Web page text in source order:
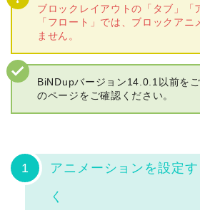
ブロックレイアウトの「タブ」「
「フロート」では、ブロックアニ
ません。
BiNDupバージョン14.0.1以前を
のページをご確認ください。
1
アニメーションを設定
く